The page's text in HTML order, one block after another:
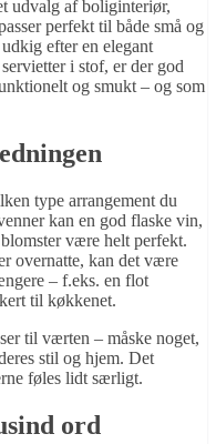
udvalg af boliginteriør,
perfekt til både små og
efter en elegant
i stof, er der god
og smukt – og som
type arrangement du
kan en god flaske vin,
være helt perfekt.
overnatte, kan det være
– f.eks. en flot
til køkkenet.
til værten – måske noget,
stil og hjem. Det
føles lidt særligt.
ord